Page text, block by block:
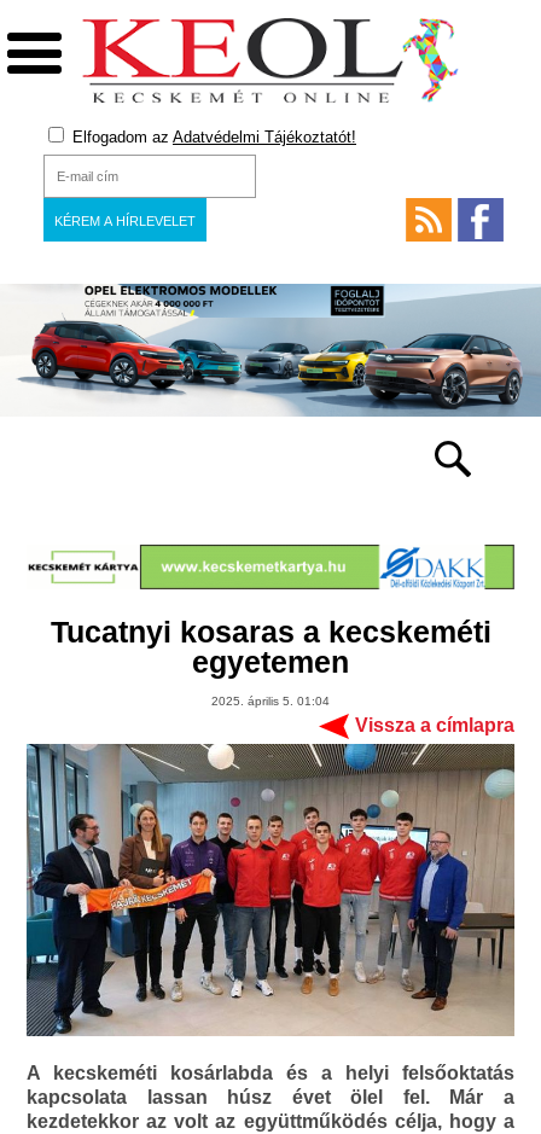
Elfogadom az Adatvédelmi Tájékoztatót!
Tucatnyi kosaras a kecskeméti
egyetemen
2025. április 5. 01:04
Vissza a címlapra
A kecskeméti kosárlabda és a helyi felsőoktatás
kapcsolata lassan húsz évet ölel fel. Már a
kezdetekkor az volt az együttműködés célja, hogy a